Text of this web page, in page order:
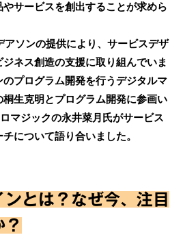
サービスを創出することが求めら
ソンの提供により、サービスデザ
ネス創造の支援に取り組んでいま
プログラム開発を行うデジタルマ
生克明とプログラム開発に参画い
マジックの永井菜月氏がサービス
について語り合いました。
とは？なぜ今、注目